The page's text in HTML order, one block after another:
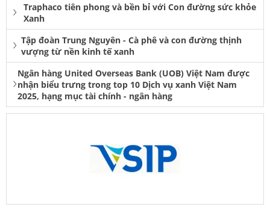
Traphaco tiên phong và bền bỉ với Con đường sức khỏe
Xanh
Tập đoàn Trung Nguyên - Cà phê và con đường thịnh
vượng từ nền kinh tế xanh
Ngân hàng United Overseas Bank (UOB) Việt Nam được
nhận biểu trưng trong top 10 Dịch vụ xanh Việt Nam
2025, hạng mục tài chính - ngân hàng